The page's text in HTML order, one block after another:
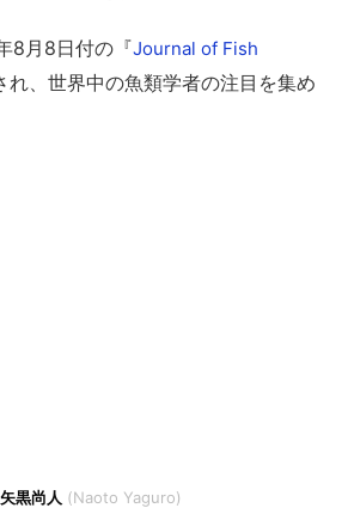
8月8日付の『Journal of Fish
れ、世界中の魚類学者の注目を集め
矢黒尚人 Naoto Yaguro